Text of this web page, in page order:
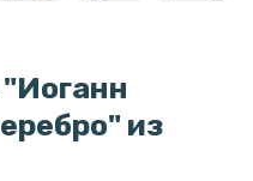
из